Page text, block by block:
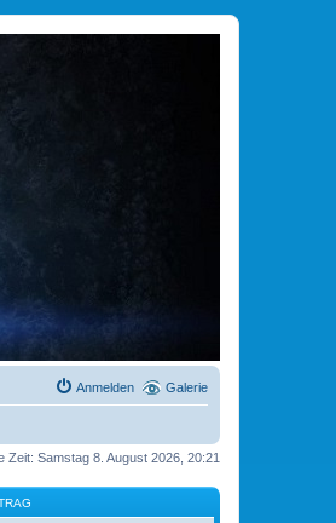
Galerie
Anmelden
Zeit: Samstag 8. August 2026, 20:21